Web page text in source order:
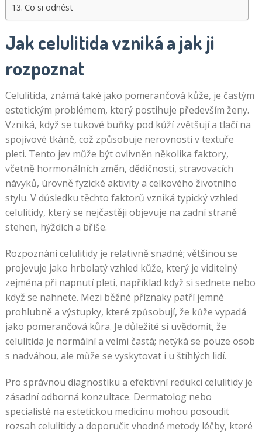
Co si odnést
Jak celulitida vzniká a jak ji
rozpoznat
Celulitida, známá také jako pomerančová kůže, je častým
estetickým problémem, který postihuje především ženy.
Vzniká, když se tukové buňky pod kůží zvětšují a tlačí na
spojivové tkáně, což způsobuje nerovnosti v textuře
pleti. Tento jev může být ovlivněn několika faktory,
včetně hormonálních změn, dědičnosti, stravovacích
návyků, úrovně fyzické aktivity a celkového životního
stylu. V důsledku těchto faktorů vzniká typický vzhled
celulitidy, který se nejčastěji objevuje na zadní straně
stehen, hýždích a břiše.
Rozpoznání celulitidy je relativně snadné; většinou se
projevuje jako hrbolatý vzhled kůže, který je viditelný
zejména při napnutí pleti, například když si sednete nebo
když se nahnete. Mezi běžné příznaky patří jemné
prohlubně a výstupky, které způsobují, že kůže vypadá
jako pomerančová kůra. Je důležité si uvědomit, že
celulitida je normální a velmi častá; netýká se pouze osob
s nadváhou, ale může se vyskytovat i u štíhlých lidí.
Pro správnou diagnostiku a efektivní redukci celulitidy je
zásadní odborná konzultace. Dermatolog nebo
specialisté na estetickou medicínu mohou posoudit
rozsah celulitidy a doporučit vhodné metody léčby, které